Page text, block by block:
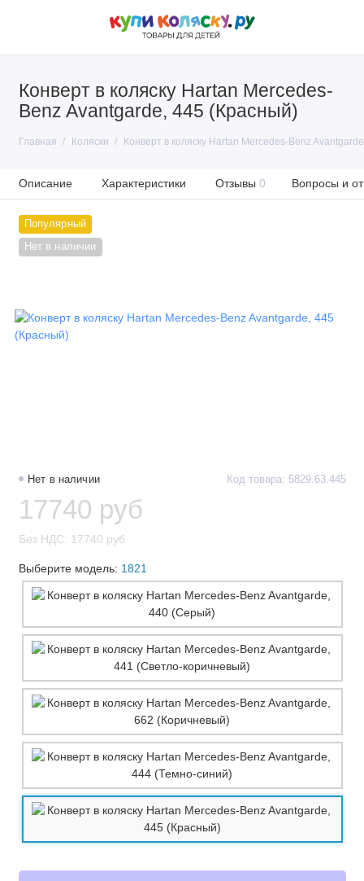
Конверт в коляску Hartan Mercedes-
Benz Avantgarde, 445 (Красный)
Главная Коляски Конверт в коляску Hartan Mercedes-Benz
Описание Характеристики Отзывы 0 Вопросы и
Популярный
Нет в наличии
Нет в наличии Код товара: 5829.63.445
17740 руб
Без НДС: 17740 руб
Выберите модель: 1821